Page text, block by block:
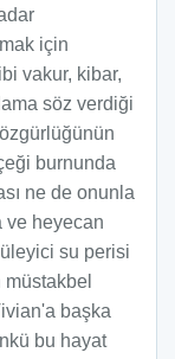
için
vakur, kibar,
söz verdiği
burnunda
ne de onunla
ve heyecan
su perisi
müstakbel
başka
bu hayat